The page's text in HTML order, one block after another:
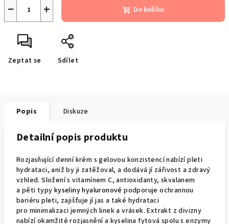
+
− Do košíku
Zeptat se Sdílet
Popis Diskuze
Detailní popis produktu
Rozjasňující denní krém s gelovou konzistencí nabízí pleti
hydrataci, aniž by ji zatěžoval, a dodává jí zářivost a zdravý
vzhled. Složení s vitamínem C, antioxidanty, skvalanem
a pěti typy kyseliny hyaluronové podporuje ochrannou
bariéru pleti, zajišťuje jí jas a také hydrataci
pro minimalizaci jemných linek a vrásek. Extrakt z divizny
nabízí okamžité rozjasnění a kyselina fytová spolu s enzymy